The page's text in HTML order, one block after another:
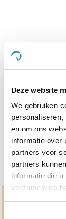
Deze website
We gebruiken
en om ons
informatie over
partners voor
partners
informatie die
verzameld op
Hulp en